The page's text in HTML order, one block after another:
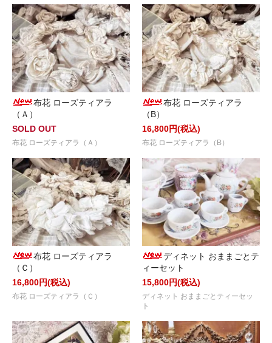
布花 ローズティアラ
（Ａ）
SOLD OUT
布花 ローズティアラ（Ａ）
布花 ローズティアラ
（B）
16,800円(税込)
布花 ローズティアラ（B）
布花 ローズティアラ
（Ｃ）
16,800円(税込)
布花 ローズティアラ（Ｃ）
ディネット おままごとテ
ィーセット
15,800円(税込)
ディネット おままごとティーセッ
ト